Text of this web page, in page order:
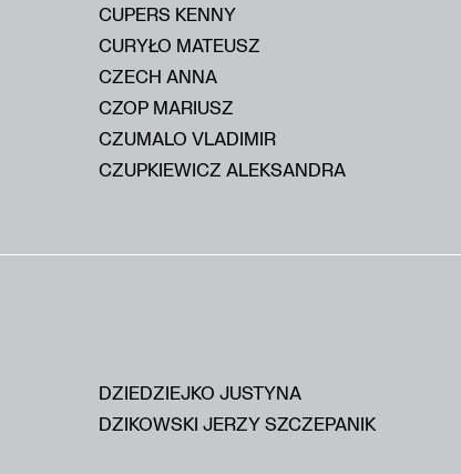
CUPERS KENNY
CURYŁO MATEUSZ
CZECH ANNA
CZOP MARIUSZ
CZUMALO VLADIMIR
CZUPKIEWICZ ALEKSANDRA
DZIEDZIEJKO JUSTYNA
DZIKOWSKI JERZY SZCZEPANIK